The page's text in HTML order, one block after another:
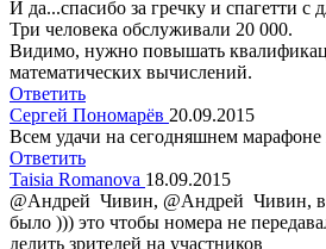
И да...спасибо за гречку и спагетти
Три человека обслуживали 20 000.
Видимо, нужно повышать
математических вычислений.
Ответить
Сергей Пономарёв 20.09.2015
Всем удачи на сегодняшнем
Ответить
Taisia Romanova 18.09.2015
@Андрей Чивин, @Андрей Чивин, в
было ))) это чтобы номера не
делить зрителей на участников